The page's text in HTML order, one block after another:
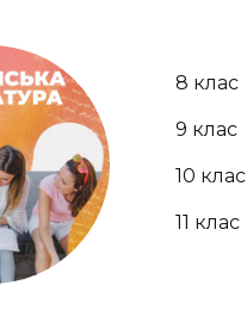
8 клас
9 клас
10 клас
11 клас